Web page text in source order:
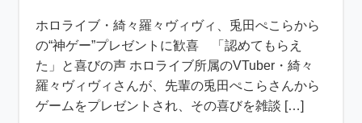
ホロライブ・綺々羅々ヴィヴィ、兎田ぺこらから
の“神ゲー”プレゼントに歓喜 「認めてもらえ
た」と喜びの声 ホロライブ所属のVTuber・綺々
羅々ヴィヴィさんが、先輩の兎田ぺこらさんから
ゲームをプレゼントされ、その喜びを雑談 […]